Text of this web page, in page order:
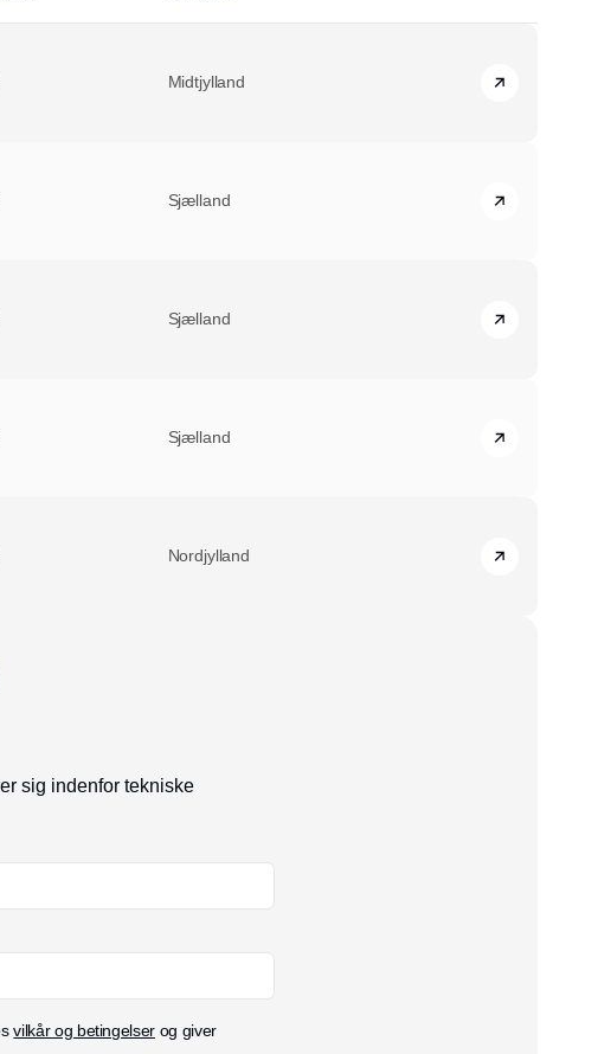
Midtjylland
Sjælland
Sjælland
Sjælland
Nordjylland
sig indenfor tekniske
vilkår og betingelser og giver